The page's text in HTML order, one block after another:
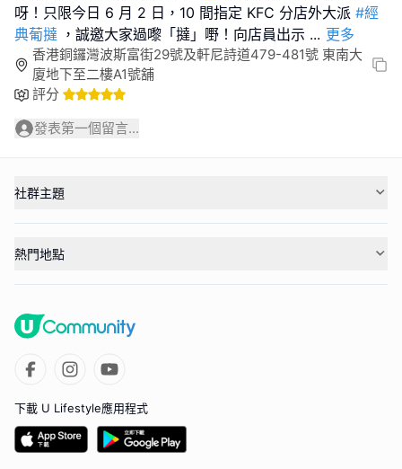
呀！只限今日 6 月 2 日，10 間指定 KFC 分店外大派 #經
典葡撻 ，誠邀大家過嚟「撻」嘢！向店員出示 ... 更多
香港銅鑼灣波斯富街29號及軒尼詩道479-481號 東南大
廈地下至二樓A1號舖
評分
發表第一個留言...
社群主題
熱門地點
下載 U Lifestyle應用程式